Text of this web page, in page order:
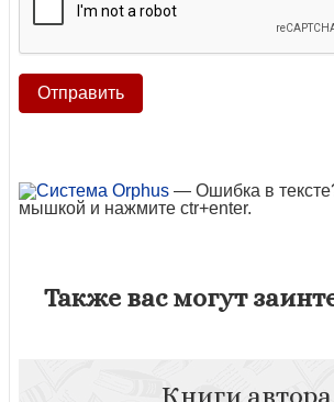
— Ошибка в
мышкой и нажмите ctr+enter.
Также вас могут
Книги автора